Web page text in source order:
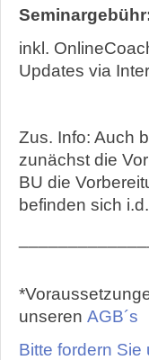
inkl.
Updates via
Zus. Info: Auch
zunächst die
BU die
befinden sich
unseren AGB´s
Bitte fordern